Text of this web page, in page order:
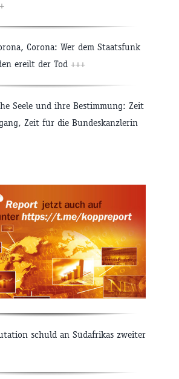
Corona: Wer dem Staatsfunk
ereilt der Tod +++
Seele und ihre Bestimmung: Zeit
Zeit für die Bundeskanzlerin
schuld an Südafrikas zweiter